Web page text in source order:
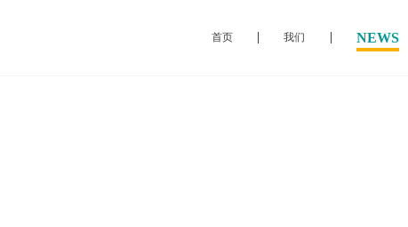
首页 我们 NEWS